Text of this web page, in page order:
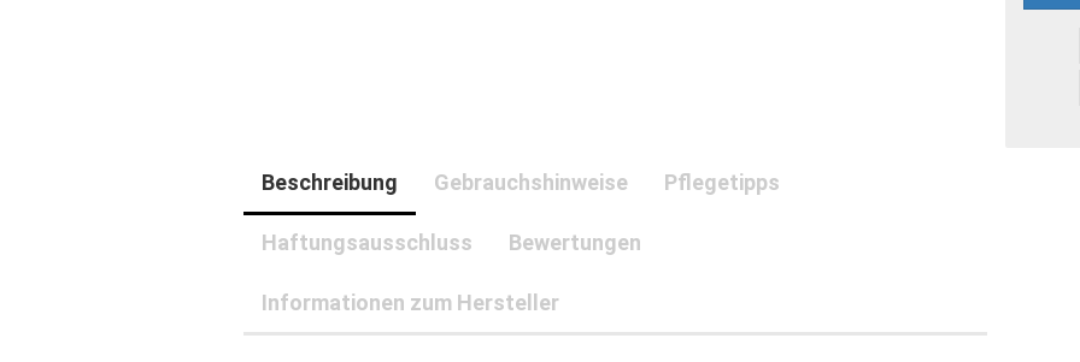
Beschreibung Gebrauchshinweise Pflegetipps
Haftungsausschluss Bewertungen
Informationen zum Hersteller